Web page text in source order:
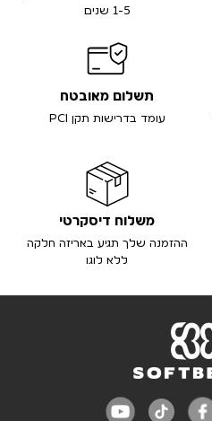
1-5 שנים
תשלום מאובטח
עומד בדרישות תקן PCI
משלוח דיסקרטי
ההזמנה שלך תגיע באריזה חלקה
ללא לוגו